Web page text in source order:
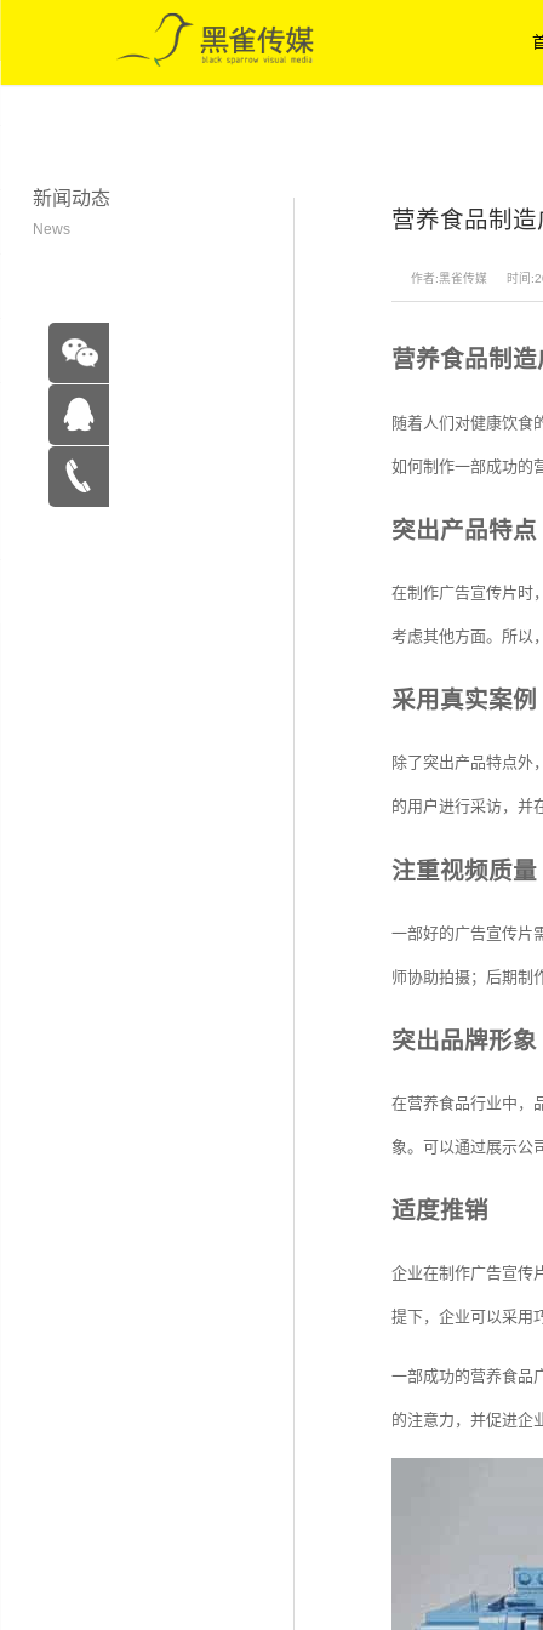
新闻动态
News 营养食品制
作者:黑雀传媒 时间
营养食品制
随着人们对健康饮食
如何制作一部成功的
突出产品特点
在制作广告宣传片时
考虑其他方面。所以
采用真实案例
除了突出产品特点外
的用户进行采访，并
注重视频质量
一部好的广告宣传片
师协助拍摄；后期制
突出品牌形象
在营养食品行业中，
象。可以通过展示公
适度推销
企业在制作广告宣传
提下，企业可以采用
一部成功的营养食品
的注意力，并促进企
在线咨